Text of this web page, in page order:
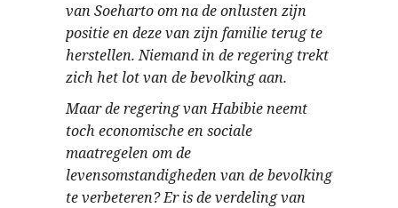
van Soeharto om na de onlusten zijn
positie en deze van zijn familie terug te
herstellen. Niemand in de regering trekt
zich het lot van de bevolking aan.
Maar de regering van Habibie neemt
toch economische en sociale
maatregelen om de
levensomstandigheden van de bevolking
te verbeteren? Er is de verdeling van